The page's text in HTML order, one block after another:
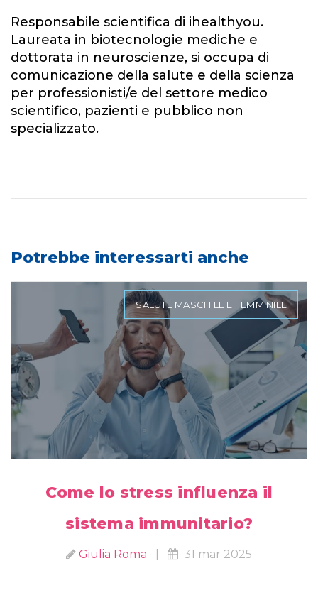
Responsabile scientifica di ihealthyou.
Laureata in biotecnologie mediche e
dottorata in neuroscienze, si occupa di
comunicazione della salute e della scienza
per professionisti/e del settore medico
scientifico, pazienti e pubblico non
specializzato.
Potrebbe interessarti anche
SALUTE MASCHILE E FEMMINILE
Come lo stress influenza il
sistema immunitario?
Giulia Roma 31 mar 2025